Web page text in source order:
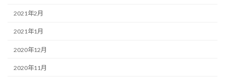
2021年2月
2021年1月
2020年12月
2020年11月